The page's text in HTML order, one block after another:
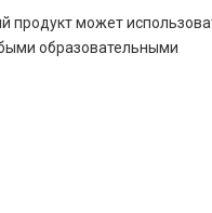
продукт может
образовательными